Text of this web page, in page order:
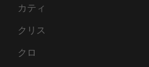
カティ
クリス
クロ